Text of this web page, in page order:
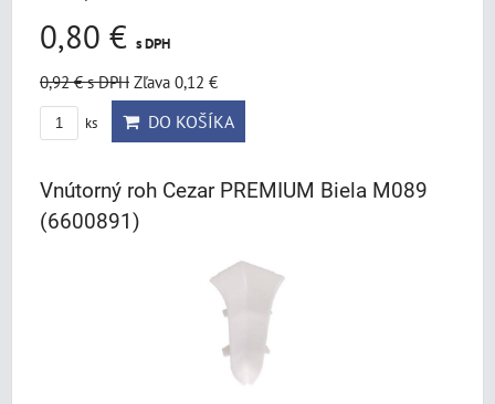
0,80 € s DPH
0,92 €s DPH Zľava 0,12 €
ks DO KOŠÍKA
Vnútorný roh Cezar PREMIUM Biela M089
(6600891)